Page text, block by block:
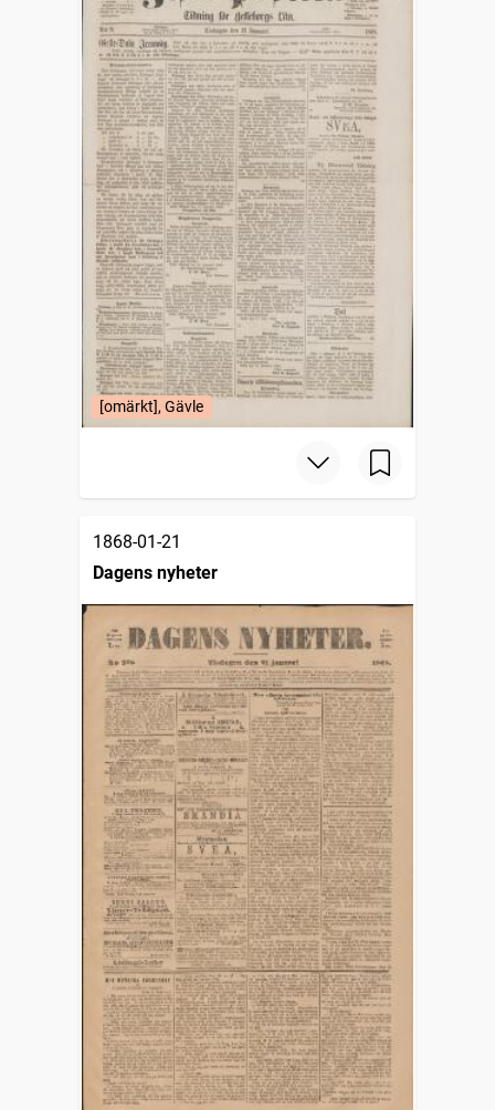
[omärkt], Gävle
1868-01-21
Dagens nyheter